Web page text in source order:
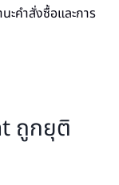
ะคำสั่งซื้อและการ
ถูกยุติ